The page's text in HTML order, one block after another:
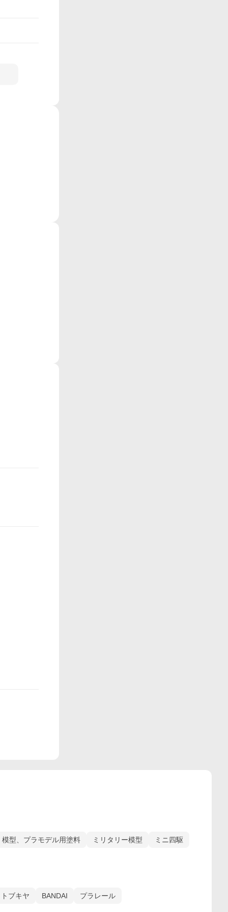
模型、プラモデル用塗料 ミリタリー模型 ミニ四駆
ブキヤ BANDAI プラレール